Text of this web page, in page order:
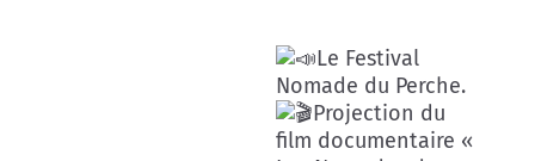
Le Festival
Nomade du Perche.
Projection du
film documentaire «